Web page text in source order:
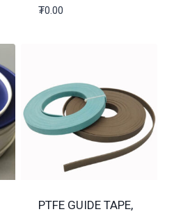
₮0.00
PTFE GUIDE TAPE,